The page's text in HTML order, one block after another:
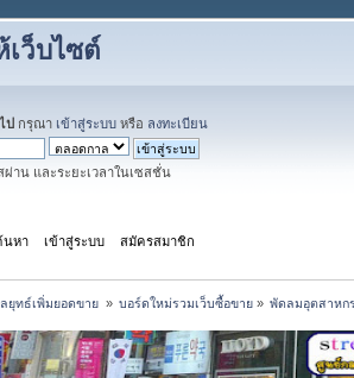
เว็บไซต์
ป กรุณา เข้าสู่ระบบ หรือ ลงทะเบียน
าน และระยะเวลาในเซสชั่น
นหา เข้าสู่ระบบ สมัครสมาชิก
ยุทธ์เพิ่มยอดขาย » บอร์ดใหม่รวมเว็บซื้อขาย» พัดลมอุตสาหก